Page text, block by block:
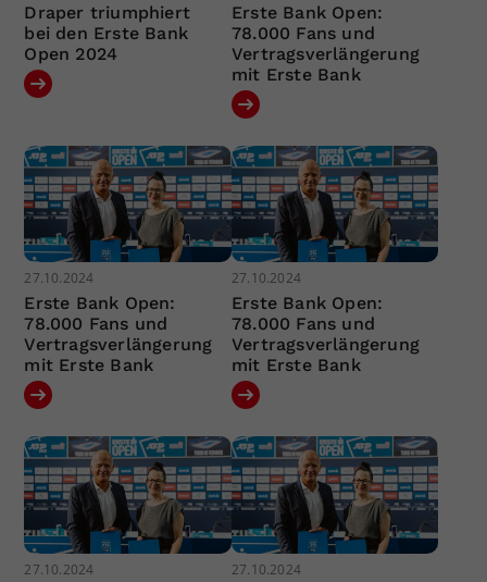
Draper triumphiert
bei den Erste Bank
Open 2024
Erste Bank Open:
78.000 Fans und
Vertragsverlängerung
mit Erste Bank
27.10.2024
Erste Bank Open:
78.000 Fans und
Vertragsverlängerung
mit Erste Bank
27.10.2024
Erste Bank Open:
78.000 Fans und
Vertragsverlängerung
mit Erste Bank
27.10.2024 27.10.2024